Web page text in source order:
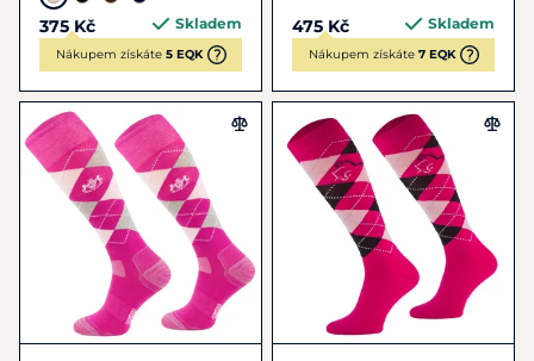
375 Kč Skladem
Nákupem získáte 5 EQK
475 Kč Skladem
Nákupem získáte 7 EQK